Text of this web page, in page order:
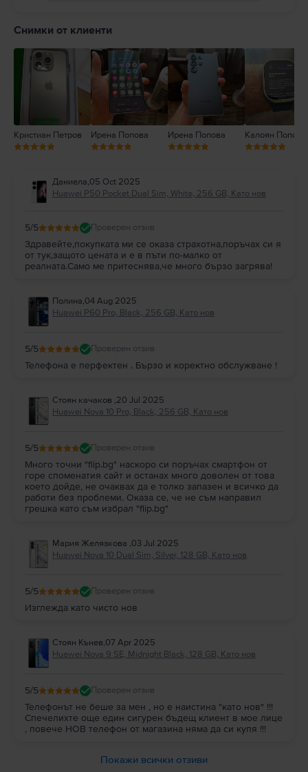
Снимки от клиенти
Кристиан Петров Ирена Попова Ирена Попова Калоян Попов
Даниела,05 Oct 2025
Huawei P50 Pocket Dual Sim, White, 256 GB, Като нов
5/5 Проверен отзив
Здравейте,покупката ми се оказа страхотна,поръчах си я
от тук,защото цената и е в пъти по-малко от
реалната.Само ме притеснява,че много бързо загрява!
Полина,04 Aug 2025
Huawei P60 Pro, Black, 256 GB, Като нов
5/5 Проверен отзив
Телефона е перфектен . Бързо и коректно обслужване !
Стоян качаков ,20 Jul 2025
Huawei Nova 10 Pro, Black, 256 GB, Като нов
5/5 Проверен отзив
Много точни "flip.bg" наскоро си поръчах смартфон от
горе споменатия сайт и останах много доволен от това
което дойде, не очаквах да е толко запазен и всичко да
работи без проблеми. Оказа се, че не съм направил
грешка като съм избрал "flip.bg"
Мария Желязкова ,03 Jul 2025
Huawei Nova 10 Dual Sim, Silver, 128 GB, Като нов
5/5 Проверен отзив
Изглежда като чисто нов
Стоян Кънев,07 Apr 2025
Huawei Nova 9 SE, Midnight Black, 128 GB, Като нов
5/5 Проверен отзив
Телефонът не беше за мен , но е наистина "като нов" !!!
Спечелихте още един сигурен бъдещ клиент в мое лице
, повече НОВ телефон от магазина няма да си купя !!!
Покажи всички отзиви